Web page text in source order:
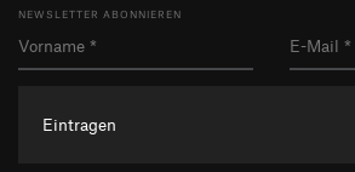
NEWSLETTER ABONNIEREN
Eintragen